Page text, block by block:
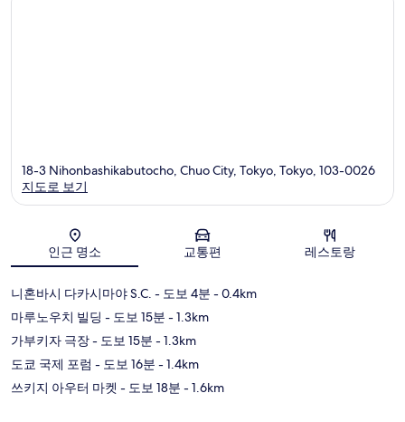
지도
18-3 Nihonbashikabutocho, Chuo City, Tokyo, Tokyo, 103-0026
지도로 보기
인근 명소 교통편 레스토랑
니혼바시 다카시마야 S.C. - 도보 4분 - 0.4km
마루노우치 빌딩 - 도보 15분 - 1.3km
가부키자 극장- 도보 15분 - 1.3km
도쿄 국제 포럼 - 도보 16분 - 1.4km
쓰키지 아우터 마켓 - 도보 18분 - 1.6km